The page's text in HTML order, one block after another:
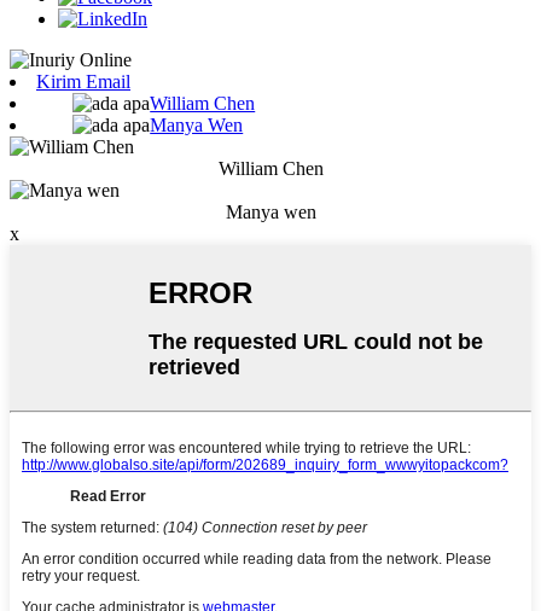
Kirim Email
William Chen
Manya Wen
William Chen
Manya wen
x